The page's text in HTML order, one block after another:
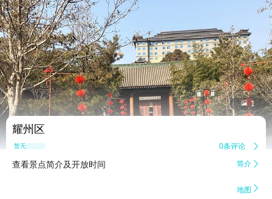
 1
耀州区
暂无点评 0条评论 
查看景点简介及开放时间 简介 
地图 
